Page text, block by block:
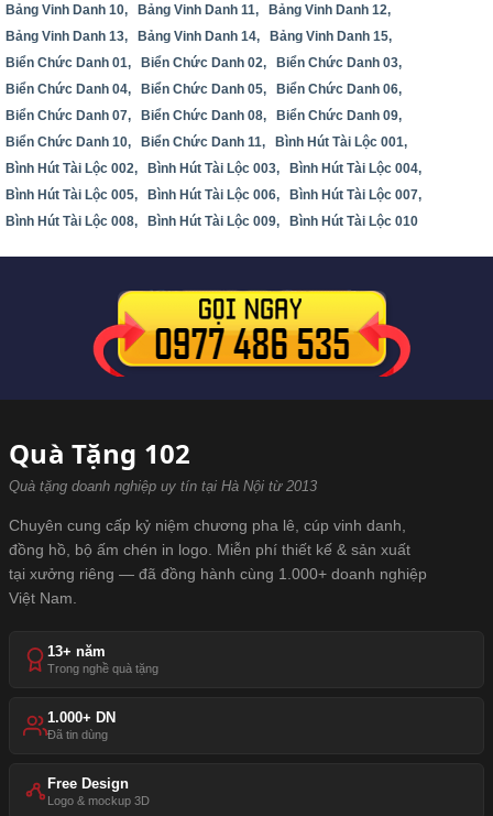
Bảng Vinh Danh 10,
Bảng Vinh Danh 11,
Bảng Vinh Danh 12,
Bảng Vinh Danh 13,
Bảng Vinh Danh 14,
Bảng Vinh Danh 15,
Biển Chức Danh 01,
Biển Chức Danh 02,
Biển Chức Danh 03,
Biển Chức Danh 04,
Biển Chức Danh 05,
Biển Chức Danh 06,
Biển Chức Danh 07,
Biển Chức Danh 08,
Biển Chức Danh 09,
Biển Chức Danh 10,
Biển Chức Danh 11,
Bình Hút Tài Lộc 001,
Bình Hút Tài Lộc 002,
Bình Hút Tài Lộc 003,
Bình Hút Tài Lộc 004,
Bình Hút Tài Lộc 005,
Bình Hút Tài Lộc 006,
Bình Hút Tài Lộc 007,
Bình Hút Tài Lộc 008,
Bình Hút Tài Lộc 009, Bình Hút Tài Lộc 010
Quà Tặng 102
Quà tặng doanh nghiệp uy tín tại Hà Nội từ 2013
Chuyên cung cấp kỷ niệm chương pha lê, cúp vinh danh,
đồng hồ, bộ ấm chén in logo. Miễn phí thiết kế & sản xuất
tại xưởng riêng — đã đồng hành cùng 1.000+ doanh nghiệp
Việt Nam.
13+ năm
Trong nghề quà tặng
1.000+ DN
Đã tin dùng
Free Design
Logo & mockup 3D